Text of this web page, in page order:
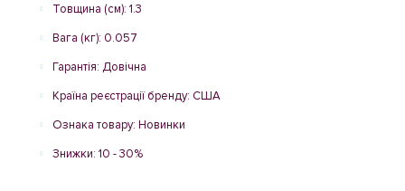
Товщина (см): 1.3
Вага (кг): 0.057
Гарантія: Довічна
Країна реєстрації бренду: США
Ознака товару: Новинки
Знижки: 10 - 30%